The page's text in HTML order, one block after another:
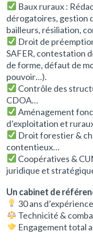
Baux ruraux :
dérogatoires, gestion
bailleurs, résiliation,
Droit de
SAFER, contestation
de forme, défaut de
pouvoir…).
Contrôle des
CDOA…
Aménagement
d’exploitation et
Droit forestier &
contentieux…
Coopératives &
juridique et
Un cabinet de
30 ans d’expérience
Technicité &
Engagement total